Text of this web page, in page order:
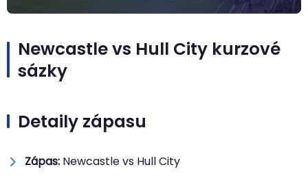
Newcastle vs Hull City kurzové
sázky
Detaily zápasu
Zápas: Newcastle vs Hull City